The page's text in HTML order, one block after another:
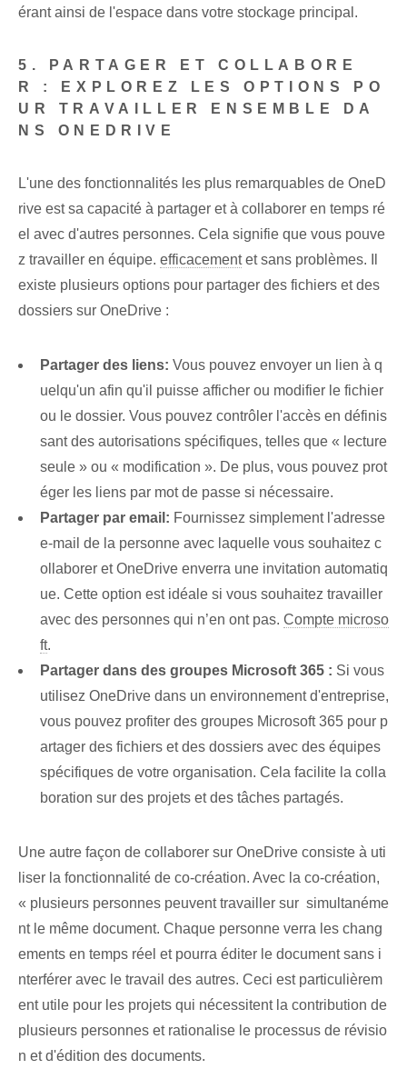
érant ainsi de l'espace dans⁤ votre stockage principal.
5. PARTAGER ET COLLABORE
R : EXPLOREZ LES OPTIONS PO
UR TRAVAILLER ENSEMBLE DA
NS ONEDRIVE
L'une des fonctionnalités les plus remarquables de OneD
rive est sa capacité à partager et à collaborer en temps ré
el avec d'autres personnes. Cela signifie que vous pouve
z travailler en équipe. efficacementet sans problèmes. ‍Il
existe plusieurs options pour⁢ partager des fichiers⁤ et⁢ des
dossiers sur⁢ OneDrive :
Partager des liens: Vous pouvez envoyer un lien à q
uelqu'un afin qu'il puisse afficher ou modifier le fichier
ou le dossier. Vous pouvez contrôler l'accès en définis
sant des autorisations spécifiques, telles que « lecture
seule » ou « modification ». De plus, vous pouvez prot
éger les liens par mot de passe si nécessaire.
Partager par email: Fournissez simplement l'adresse
e-mail de la personne avec laquelle vous souhaitez c
ollaborer et OneDrive enverra une invitation automatiq
ue. Cette option est idéale si vous souhaitez travailler
avec des personnes qui n’en ont pas. Compte microso
ft.
Partager dans des groupes Microsoft 365 : Si vous
utilisez OneDrive dans un environnement d'entreprise,
vous pouvez profiter des groupes Microsoft 365 pour p
artager des fichiers et des dossiers avec des équipes
spécifiques de votre organisation. Cela facilite la colla
boration sur des projets et des tâches partagés⁢.
Une autre façon⁤ de⁤ collaborer sur ⁤OneDrive consiste à uti
liser la fonctionnalité de co-création‍. Avec la co-création,
« plusieurs personnes peuvent travailler sur ‌ simultanéme
nt le même document. Chaque personne verra les chang
ements ‌en‍ temps réel⁢ et pourra éditer le document ‍sans i
nterférer‍ avec le travail des autres. Ceci est particulièrem
ent utile pour les projets qui nécessitent la contribution de
plusieurs personnes et rationalise le processus de révisio
n et d'édition des documents.